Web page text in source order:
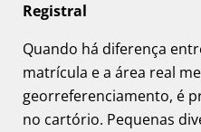
Registral
Quando há diferença
matrícula e a área real
georreferenciamento, é
no cartório. Pequenas